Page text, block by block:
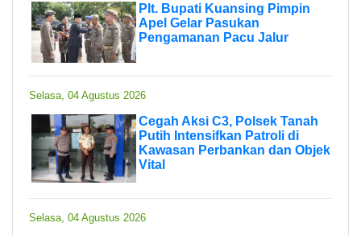
Plt. Bupati Kuansing Pimpin
Apel Gelar Pasukan
Pengamanan Pacu Jalur
Selasa, 04 Agustus 2026
Cegah Aksi C3, Polsek Tanah
Putih Intensifkan Patroli di
Kawasan Perbankan dan Objek
Vital
Selasa, 04 Agustus 2026